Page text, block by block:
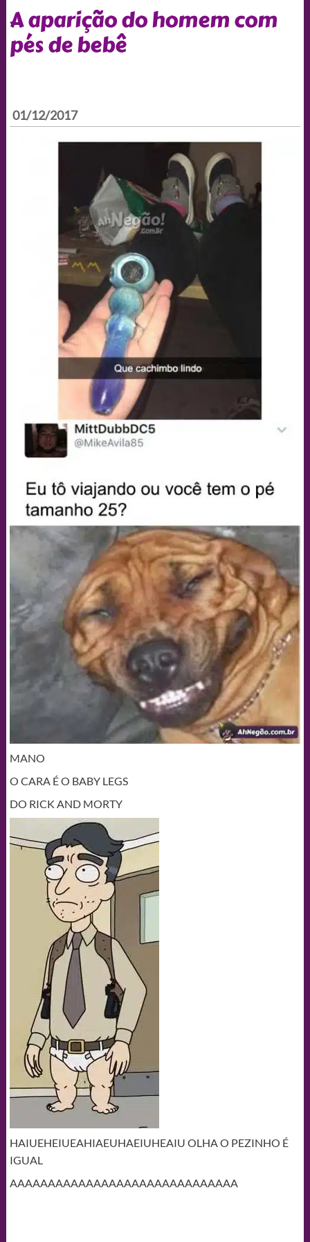
A aparição do homem com
pés de bebê
01/12/2017
MANO
O CARA É O BABY LEGS
DO RICK AND MORTY
HAIUEHEIUEAHIAEUHAEIUHEAIU OLHA O PEZINHO É
IGUAL
AAAAAAAAAAAAAAAAAAAAAAAAAAAAAA